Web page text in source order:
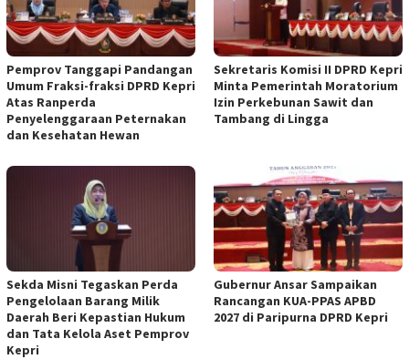
Pemprov Tanggapi Pandangan
Umum Fraksi-fraksi DPRD Kepri
Atas Ranperda
Penyelenggaraan Peternakan
dan Kesehatan Hewan
Sekretaris Komisi II DPRD Kepri
Minta Pemerintah Moratorium
Izin Perkebunan Sawit dan
Tambang di Lingga
Sekda Misni Tegaskan Perda
Pengelolaan Barang Milik
Daerah Beri Kepastian Hukum
dan Tata Kelola Aset Pemprov
Kepri
Gubernur Ansar Sampaikan
Rancangan KUA-PPAS APBD
2027 di Paripurna DPRD Kepri